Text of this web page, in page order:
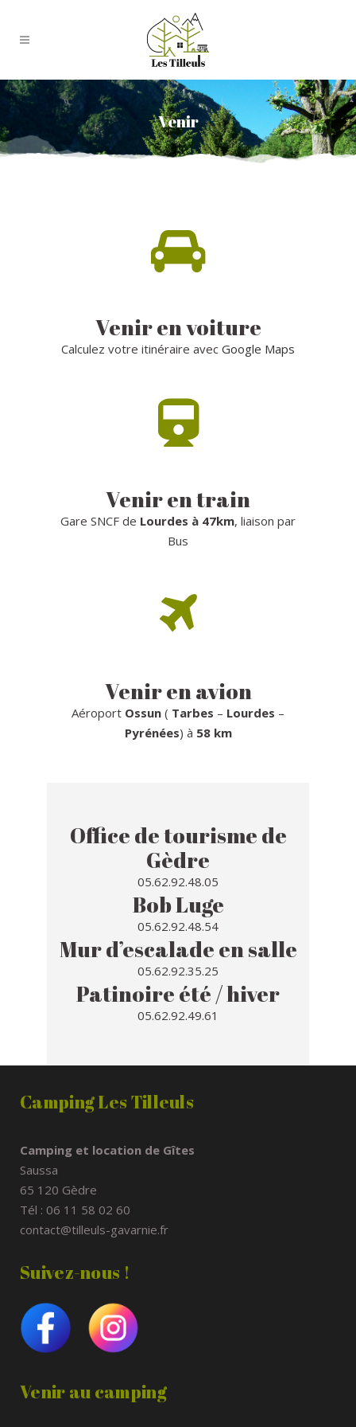
Venir
Venir en voiture
Calculez votre itinéraire avec Google Maps
Venir en train
Gare SNCF de Lourdes à 47km, liaison par
Bus
Venir en avion
Aéroport Ossun ( Tarbes – Lourdes –
Pyrénées) à 58 km
Office de tourisme de
Gèdre
05.62.92.48.05
Bob Luge
05.62.92.48.54
Mur d’escalade en salle
05.62.92.35.25
Patinoire été / hiver
05.62.92.49.61
Camping Les Tilleuls
Camping et location de Gîtes
Saussa
65 120 Gèdre
Tél : 06 11 58 02 60
contact@tilleuls-gavarnie.fr
Suivez-nous !
Venir au camping